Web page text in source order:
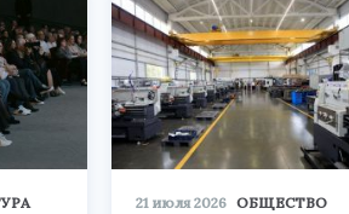
21 июля 2026 ОБЩЕСТВО